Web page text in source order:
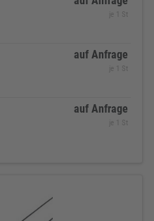
je 1 St
auf Anfrage
je 1 St
auf Anfrage
je 1 St